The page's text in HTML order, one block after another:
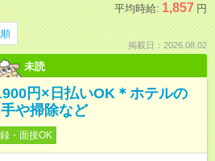
平均時給: 1,857 円
掲載日：2026.08.02
未読
円×日払いOK＊ホテルの
や掃除など
・面接OK